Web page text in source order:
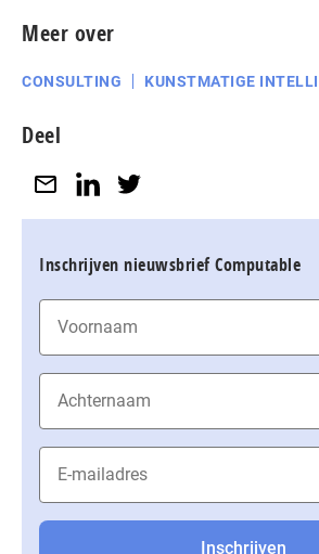
Meer over
CONSULTING KUNSTMATIGE
Deel
Inschrijven nieuwsbrief Computable